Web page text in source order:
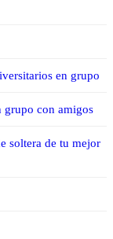
en grupo
grupo con amigos
soltera de tu mejor